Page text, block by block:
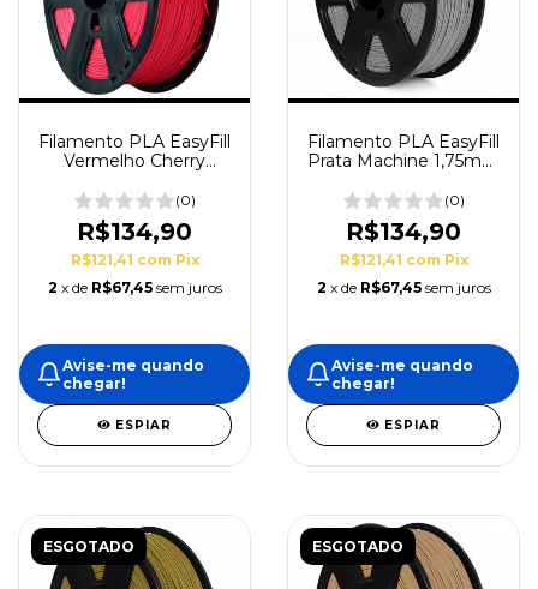
Filamento PLA EasyFill
Vermelho Cherry
(0)
R$134,90
R$121,41 com Pix
2 x de R$67,45 sem juros
Avise-me quando
chegar!
ESPIAR
Filamento PLA EasyFill
Prata Machine 1,75mm
(0)
R$134,90
R$121,41 com Pix
2 x de R$67,45 sem juros
Avise-me quando
chegar!
ESPIAR
ESGOTADO ESGOTADO